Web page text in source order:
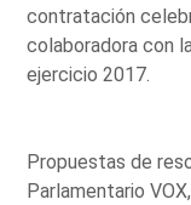
contratación
colaboradora con
ejercicio 2017.
Propuestas de
Parlamentario